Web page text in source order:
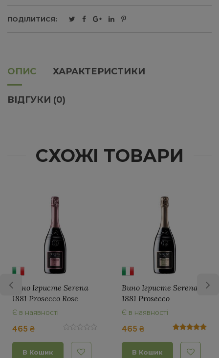
ПОДІЛИТИСЯ:
ОПИС ХАРАКТЕРИСТИКИ
ВІДГУКИ (0)
СХОЖІ ТОВАРИ
Вино Ігристе Serena
1881 Prosecco
Spumante, DOC
сухе біле
Є в наявності
В Кошик
Вино Ігристе
1881 Prosecco
DOC Treviso 0,75
Є в наявності
390 ₴
В Кошик